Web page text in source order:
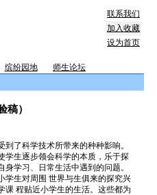
联系我们
加入收藏
设为首页
缤纷园地
师生论坛
稿）
了科学技术所带来的种种影响。
学生逐步领会科学的本质，乐于探
学习、日常生活中遇到的问题。
生对周围 世界与生俱来的探究兴
课 程贴近小学生的生活。这些都为